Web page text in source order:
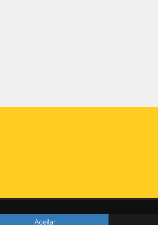
Aceitar